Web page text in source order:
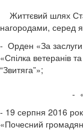
Життєвий шлях
нагородами, серед
- Орден «За заслуги»
«Спілка ветеранів
- «Відзнака
- 19 серпня 2016
«Почесний